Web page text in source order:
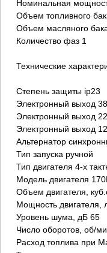
Номинальная
Объем топливного
Объем масляного
Количество фаз 1
Технические
Степень защиты ip23
Электронный выход
Электронный выход
Электронный выход
Альтернатор
Тип запуска ручной
Тип двигателя 4-х
Модель двигателя
Объем двигателя,
Мощность двигателя,
Уровень шума, дБ 65
Число оборотов, об/
Расход топлива при